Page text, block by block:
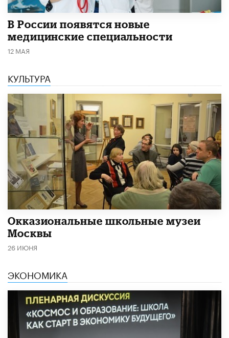
В России появятся новые
медицинские специальности
12 МАЯ
КУЛЬТУРА
​Окказиональные школьные музеи
Москвы
26 ИЮНЯ
ЭКОНОМИКА